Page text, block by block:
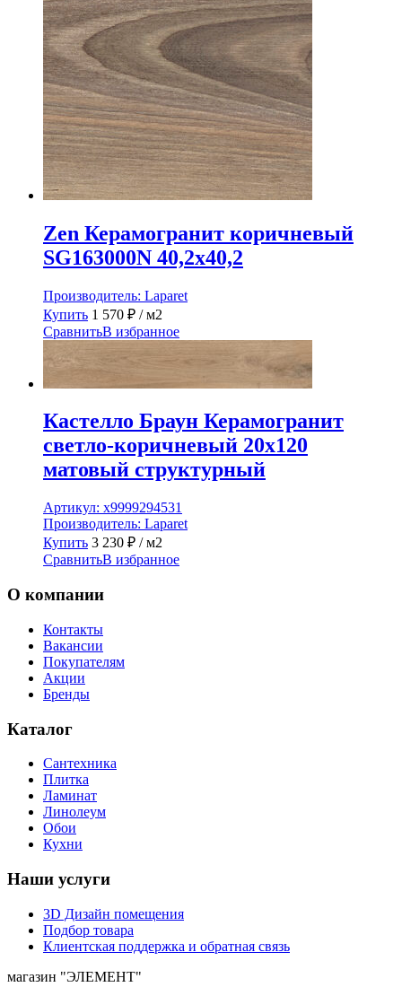
Zen Керамогранит коричневый
SG163000N 40,2х40,2
Производитель: Laparet
Купить 1 570 ₽ / м2
СравнитьВ избранное
Кастелло Браун Керамогранит
светло-коричневый 20х120
матовый структурный
Артикул: х9999294531
Производитель: Laparet
Купить 3 230 ₽ / м2
СравнитьВ избранное
О компании
Контакты
Вакансии
Покупателям
Акции
Бренды
Каталог
Сантехника
Плитка
Ламинат
Линолеум
Обои
Кухни
Наши услуги
3D Дизайн помещения
Подбор товара
Клиентская поддержка и обратная связь
магазин "ЭЛЕМЕНТ"